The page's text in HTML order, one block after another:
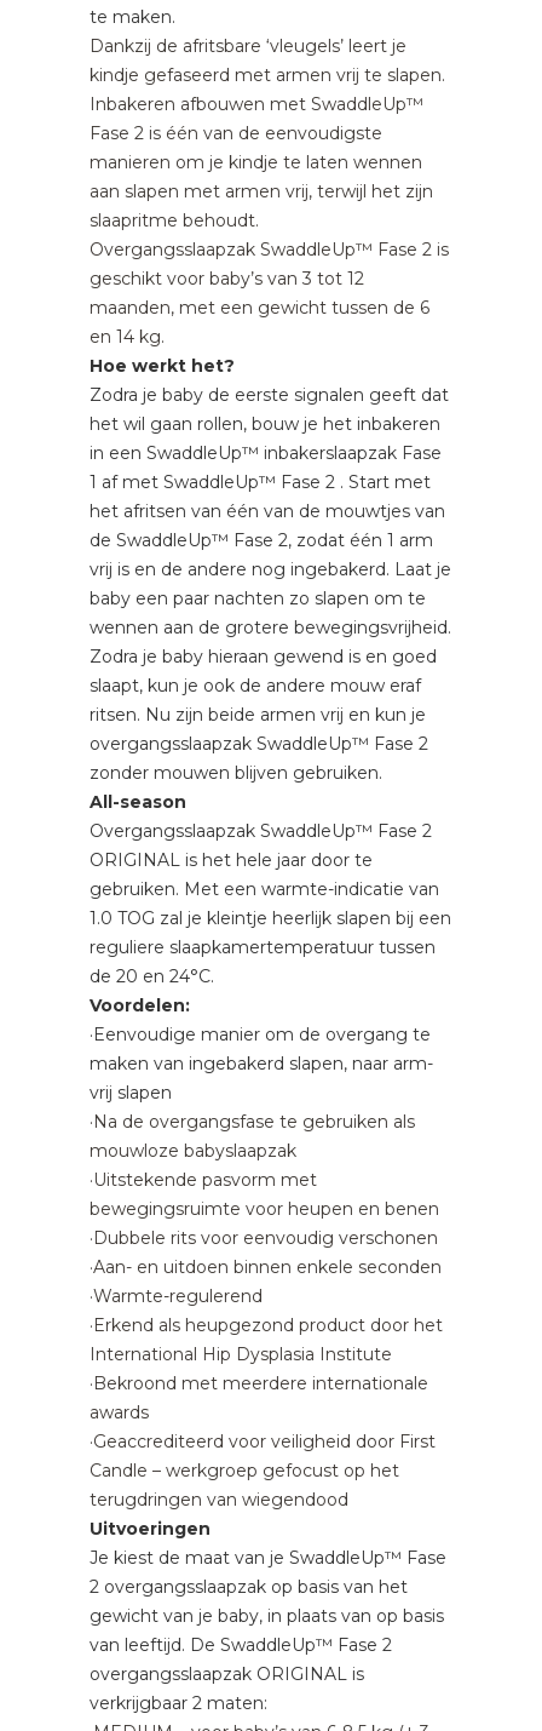
te maken.
Dankzij de afritsbare ‘vleugels’ leert je
kindje gefaseerd met armen vrij te slapen.
Inbakeren afbouwen met SwaddleUp™
Fase 2 is één van de eenvoudigste
manieren om je kindje te laten wennen
aan slapen met armen vrij, terwijl het zijn
slaapritme behoudt.
Overgangsslaapzak SwaddleUp™ Fase 2 is
geschikt voor baby’s van 3 tot 12
maanden, met een gewicht tussen de 6
en 14 kg.
Hoe werkt het?
Zodra je baby de eerste signalen geeft dat
het wil gaan rollen, bouw je het inbakeren
in een SwaddleUp™ inbakerslaapzak Fase
1 af met SwaddleUp™ Fase 2 . Start met
het afritsen van één van de mouwtjes van
de SwaddleUp™ Fase 2, zodat één 1 arm
vrij is en de andere nog ingebakerd. Laat je
baby een paar nachten zo slapen om te
wennen aan de grotere bewegingsvrijheid.
Zodra je baby hieraan gewend is en goed
slaapt, kun je ook de andere mouw eraf
ritsen. Nu zijn beide armen vrij en kun je
overgangsslaapzak SwaddleUp™ Fase 2
zonder mouwen blijven gebruiken.
All-season
Overgangsslaapzak SwaddleUp™ Fase 2
ORIGINAL is het hele jaar door te
gebruiken. Met een warmte-indicatie van
1.0 TOG zal je kleintje heerlijk slapen bij een
reguliere slaapkamertemperatuur tussen
de 20 en 24°C.
Voordelen:
·Eenvoudige manier om de overgang te
maken van ingebakerd slapen, naar arm-
vrij slapen
·Na de overgangsfase te gebruiken als
mouwloze babyslaapzak
·Uitstekende pasvorm met
bewegingsruimte voor heupen en benen
·Dubbele rits voor eenvoudig verschonen
·Aan- en uitdoen binnen enkele seconden
·Warmte-regulerend
·Erkend als heupgezond product door het
International Hip Dysplasia Institute
·Bekroond met meerdere internationale
awards
·Geaccrediteerd voor veiligheid door First
Candle – werkgroep gefocust op het
terugdringen van wiegendood
Uitvoeringen
Je kiest de maat van je SwaddleUp™ Fase
2 overgangsslaapzak op basis van het
gewicht van je baby, in plaats van op basis
van leeftijd. De SwaddleUp™ Fase 2
overgangsslaapzak ORIGINAL is
verkrijgbaar 2 maten: